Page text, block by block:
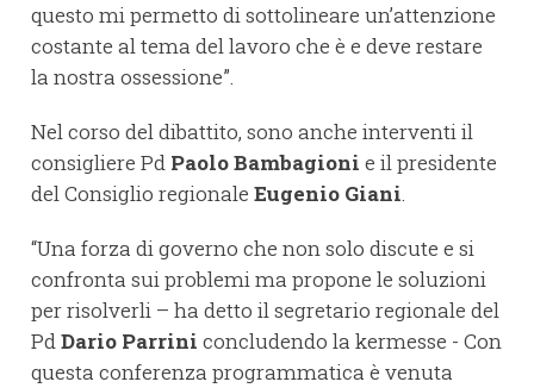
questo mi permetto di sottolineare un’attenzione
costante al tema del lavoro che è e deve restare
la nostra ossessione”.
Nel corso del dibattito, sono anche interventi il
consigliere Pd Paolo Bambagioni e il presidente
del Consiglio regionale Eugenio Giani.
“Una forza di governo che non solo discute e si
confronta sui problemi ma propone le soluzioni
per risolverli – ha detto il segretario regionale del
PdDario Parrini concludendo la kermesse - Con
questa conferenza programmatica è venuta